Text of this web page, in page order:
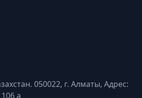
050022, г. Алматы, Адрес:
а